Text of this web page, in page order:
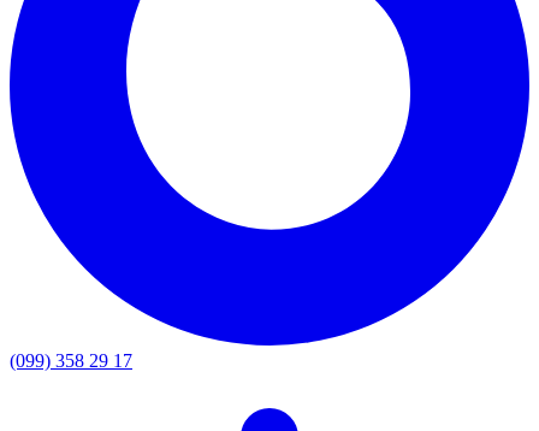
(099) 358 29 17